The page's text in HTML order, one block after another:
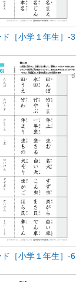
［小学１年生］-3
［小学１年生］-6